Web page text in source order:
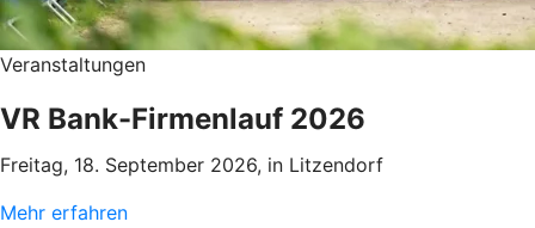
Veranstaltungen
VR Bank-Firmenlauf 2026
Freitag, 18. September 2026, in Litzendorf
Mehr erfahren